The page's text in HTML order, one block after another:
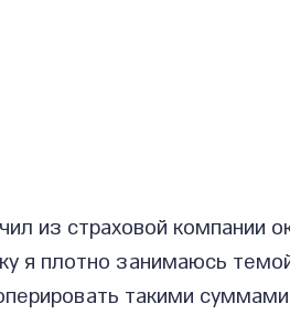
из страховой компании
я плотно занимаюсь
такими